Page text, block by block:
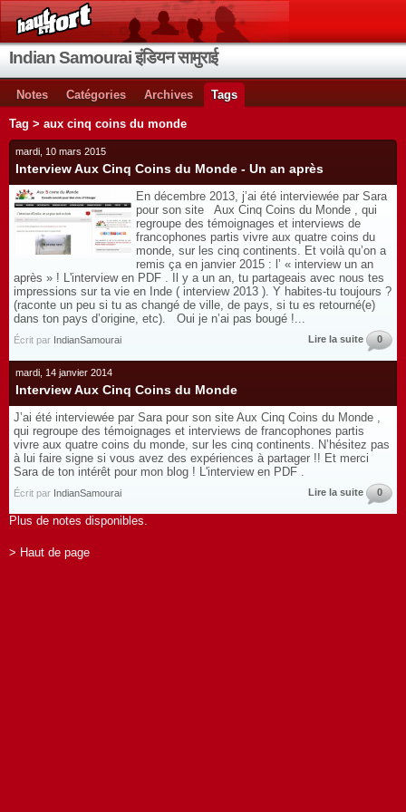
Indian Samourai इंडियन सामुराई
Notes Catégories Archives Tags
Tag > aux cinq coins du monde
mardi, 10 mars 2015
Interview Aux Cinq Coins du Monde - Un an après
En décembre 2013, j’ai été interviewée par Sara
pour son site Aux Cinq Coins du Monde , qui
regroupe des témoignages et interviews de
francophones partis vivre aux quatre coins du
monde, sur les cinq continents. Et voilà qu’on a
remis ça en janvier 2015 : l’ « interview un an
après » ! L'interview en PDF . Il y a un an, tu partageais avec nous tes
impressions sur ta vie en Inde ( interview 2013 ). Y habites-tu toujours ?
(raconte un peu si tu as changé de ville, de pays, si tu es retourné(e)
dans ton pays d’origine, etc). Oui je n’ai pas bougé !...
Écrit par IndianSamourai Lire la suite 0
mardi, 14 janvier 2014
Interview Aux Cinq Coins du Monde
J’ai été interviewée par Sara pour son site Aux Cinq Coins du Monde ,
qui regroupe des témoignages et interviews de francophones partis
vivre aux quatre coins du monde, sur les cinq continents. N’hésitez pas
à lui faire signe si vous avez des expériences à partager !! Et merci
Sara de ton intérêt pour mon blog ! L'interview en PDF .
Écrit par IndianSamourai Lire la suite 0
Plus de notes disponibles.
> Haut de page